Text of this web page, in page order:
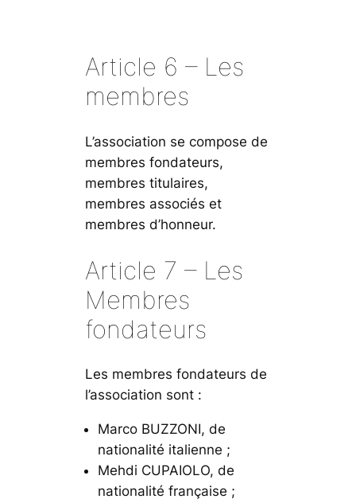
Article 6 – Les
membres
L’association se compose de
membres fondateurs,
membres titulaires,
membres associés et
membres d’honneur.
Article 7 – Les
Membres
fondateurs
Les membres fondateurs de
l’association sont :
Marco BUZZONI, de
nationalité italienne ;
Mehdi CUPAIOLO, de
nationalité française ;